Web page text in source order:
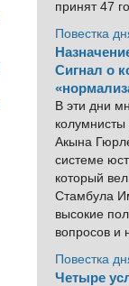
принят 47
Повестка
Сигнал о
В эти дни
Акына
системе
который
Стамбула
высокие
вопросов и
Повестка
Четыре